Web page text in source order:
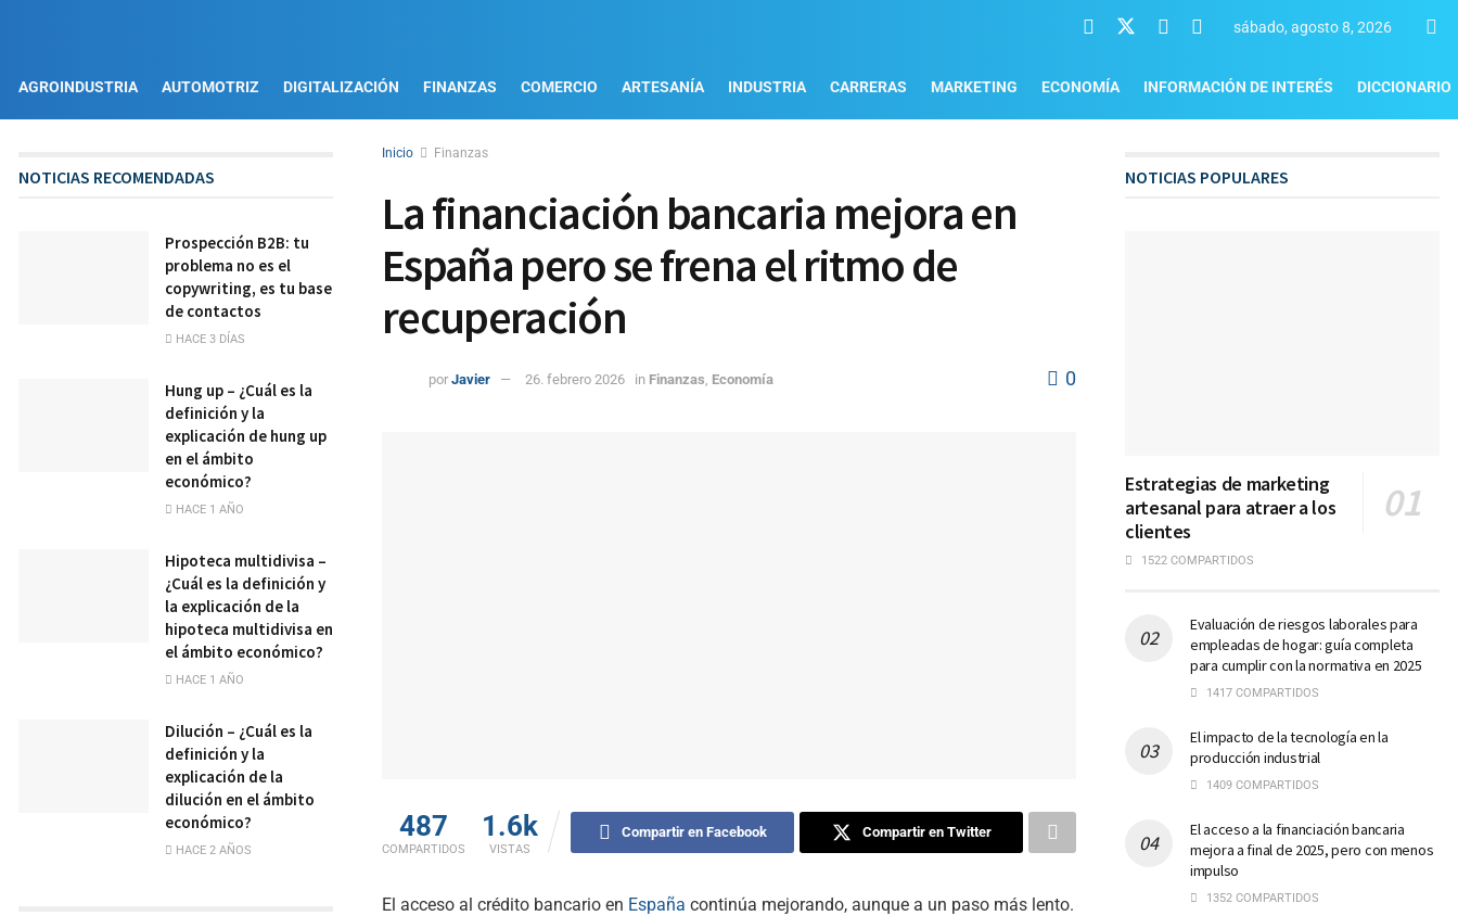
sábado, agosto 8, 2026
AGROINDUSTRIA AUTOMOTRIZ DIGITALIZACIÓN FINANZAS COMERCIO ARTESANÍA INDUSTRIA CARRERAS MARKETING ECONOMÍA INFORMACIÓN DE INTERÉS DICCIONARIO
Inicio Finanzas
La financiación bancaria mejora en
España pero se frena el ritmo de
recuperación
por Javier 26. febrero 2026 in Finanzas Economía 0
487
COMPARTIDOS
1.6k
VISTAS
Compartir en Facebook Compartir en Twitter
El acceso al crédito bancario en España continúa mejorando, aunque a un paso más lento.
NOTICIAS RECOMENDADAS
Prospección B2B: tu
problema no es el
copywriting, es tu base
de contactos
HACE 3 DÍAS
Hung up – ¿Cuál es la
definición y la
explicación de hung up
en el ámbito
económico?
HACE 1 AÑO
Hipoteca multidivisa –
¿Cuál es la definición y
la explicación de la
hipoteca multidivisa en
el ámbito económico?
HACE 1 AÑO
Dilución – ¿Cuál es la
definición y la
explicación de la
dilución en el ámbito
económico?
HACE 2 AÑOS
NOTICIAS POPULARES
Estrategias de marketing
artesanal para atraer a los
clientes
1522 COMPARTIDOS
Evaluación de riesgos laborales para
empleadas de hogar: guía completa
para cumplir con la normativa en 2025
1417 COMPARTIDOS
El impacto de la tecnología en la
producción industrial
1409 COMPARTIDOS
El acceso a la financiación bancaria
mejora a final de 2025, pero con menos
impulso
1352 COMPARTIDOS